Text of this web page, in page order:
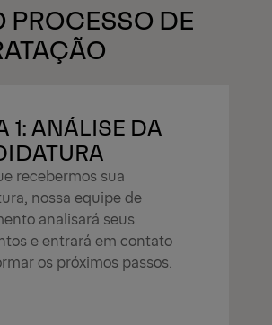
PROCESSO DE
1: ANÁLISE DA
recebermos sua
nossa equipe de
analisará seus
e entrará em contato
os próximos passos.